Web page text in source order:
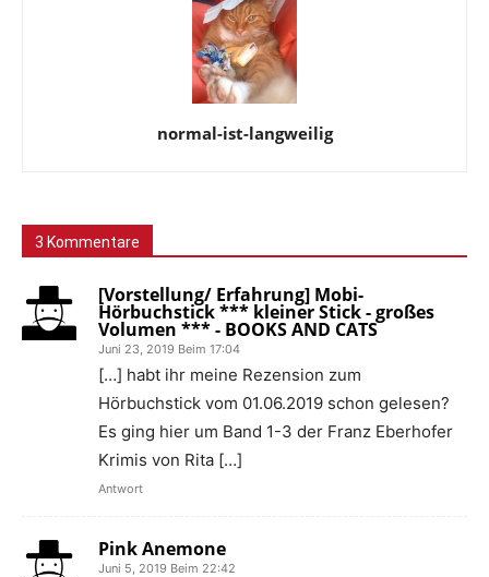
normal-ist-langweilig
3 Kommentare
[Vorstellung/ Erfahrung] Mobi-
Hörbuchstick *** kleiner Stick - großes
Volumen *** - BOOKS AND CATS
Juni 23, 2019 Beim 17:04
[…] habt ihr meine Rezension zum
Hörbuchstick vom 01.06.2019 schon gelesen?
Es ging hier um Band 1-3 der Franz Eberhofer
Krimis von Rita […]
Antwort
Pink Anemone
Juni 5, 2019 Beim 22:42